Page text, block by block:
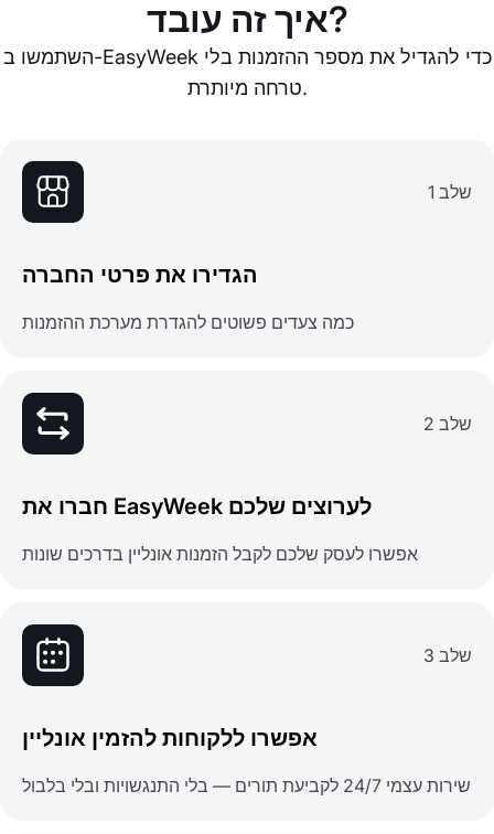
איך זה עובד?
השתמשו ב-EasyWeek כדי להגדיל את מספר ההזמנות בלי
טרחה מיותרת.
שלב 1
הגדירו את פרטי החברה
כמה צעדים פשוטים להגדרת מערכת ההזמנות
שלב 2
חברו את EasyWeek לערוצים שלכם
אפשרו לעסק שלכם לקבל הזמנות אונליין בדרכים שונות
שלב 3
אפשרו ללקוחות להזמין אונליין
שירות עצמי 24/7 לקביעת תורים — בלי התנגשויות ובלי בלבול